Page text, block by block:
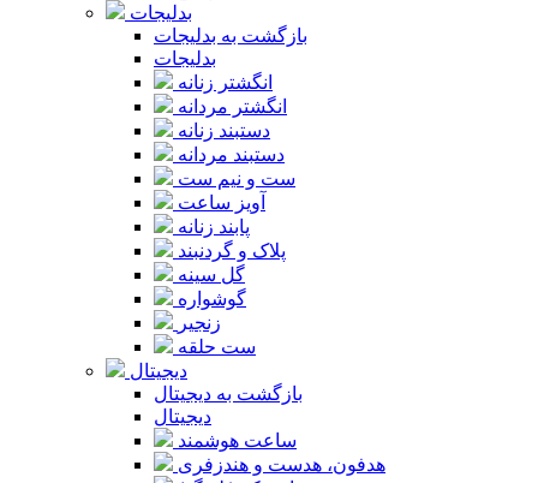
بدلیجات
بازگشت به بدلیجات
بدلیجات
انگشتر زنانه
انگشتر مردانه
دستبند زنانه
دستبند مردانه
ست و نیم ست
آویز ساعت
پابند زنانه
پلاک و گردنبند
گل سینه
گوشواره
زنجیر
ست حلقه
دیجیتال
بازگشت به دیجیتال
دیجیتال
ساعت هوشمند
هدفون، هدست و هندزفری